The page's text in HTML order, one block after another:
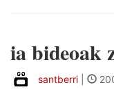
ia bideoak
santberri